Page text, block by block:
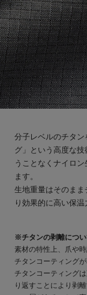
分子レベルのチタ
グ」という高度な
うことなくナイロ
ます。
生地重量はそのま
り効果的に高い保温
※チタンの剥離につい
素材の特性上、爪や
チタンコーティング
チタンコーティング
り返すことにより剥